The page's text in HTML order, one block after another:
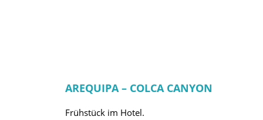
AREQUIPA – COLCA CANYON
Frühstück im Hotel.